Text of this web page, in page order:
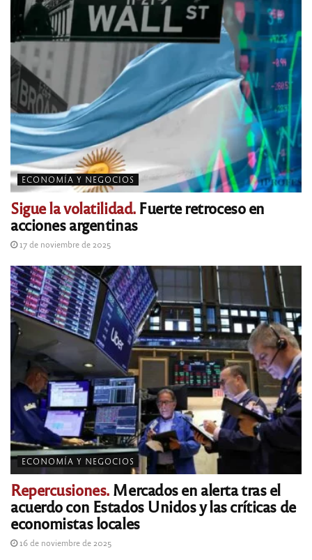
ECONOMÍA Y NEGOCIOS
Sigue la volatilidad.Fuerte retroceso en
acciones argentinas
17 de noviembre de 2025
ECONOMÍA Y NEGOCIOS
Repercusiones.Mercados en alerta tras el
acuerdo con Estados Unidos y las críticas de
economistas locales
16 de noviembre de 2025